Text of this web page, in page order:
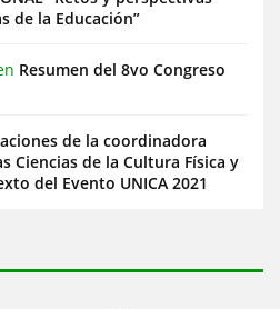
de la Educación”
Resumen del 8vo Congreso
de la coordinadora
Ciencias de la Cultura Física y
del Evento UNICA 2021